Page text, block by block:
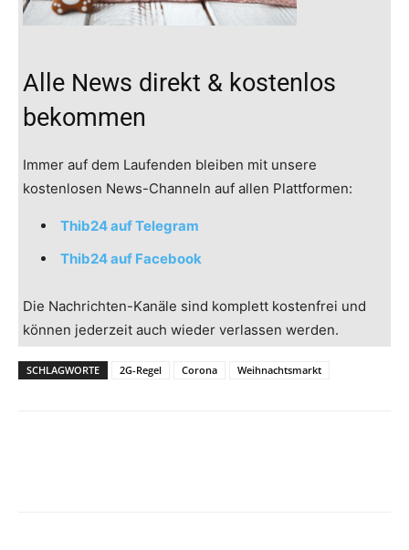
Alle News direkt & kostenlos
bekommen
Immer auf dem Laufenden bleiben mit unsere
kostenlosen News-Channeln auf allen Plattformen:
Thib24 auf Telegram
Thib24 auf Facebook
Die Nachrichten-Kanäle sind komplett kostenfrei und
können jederzeit auch wieder verlassen werden.
SCHLAGWORTE 2G-Regel Corona Weihnachtsmarkt